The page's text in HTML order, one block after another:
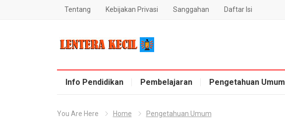
Tentang Kebijakan Privasi Sanggahan Daftar Isi
Blog Lentera Kecil
Info Pendidikan
Pembelajaran Pengetahuan Umum
You Are Here Home Pengetahuan Umum